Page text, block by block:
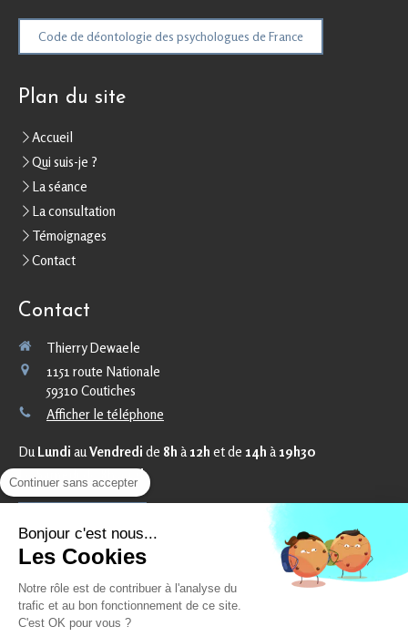
Code de déontologie des psychologues de France
Plan du site
Accueil
Qui suis-je ?
La séance
La consultation
Témoignages
Contact
Contact
Thierry Dewaele
1151 route Nationale
59310 Coutiches
Afficher le téléphone
Du Lundi auVendredi de 8h à12h et de 14h à19h30
LeSamedide8hà12h
©2019 Thierry Dewaele - Psychologue clinicien Coutiches
Continuer sans accepter
Bonjour c'est nous...
Les Cookies
Notre rôle est de contribuer à l'analyse du
trafic et au bon fonctionnement de ce site.
C'est OK pour vous ?